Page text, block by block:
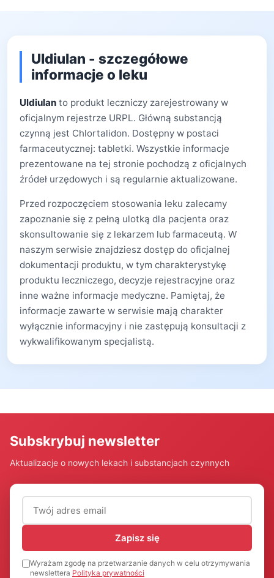
Uldiulan - szczegółowe
informacje o leku
Uldiulan to produkt leczniczy zarejestrowany w
oficjalnym rejestrze URPL. Główną substancją
czynną jest Chlortalidon. Dostępny w postaci
farmaceutycznej: tabletki. Wszystkie informacje
prezentowane na tej stronie pochodzą z oficjalnych
źródeł urzędowych i są regularnie aktualizowane.
Przed rozpoczęciem stosowania leku zalecamy
zapoznanie się z pełną ulotką dla pacjenta oraz
skonsultowanie się z lekarzem lub farmaceutą. W
naszym serwisie znajdziesz dostęp do oficjalnej
dokumentacji produktu, w tym charakterystykę
produktu leczniczego, decyzje rejestracyjne oraz
inne ważne informacje medyczne. Pamiętaj, że
informacje zawarte w serwisie mają charakter
wyłącznie informacyjny i nie zastępują konsultacji z
wykwalifikowanym specjalistą.
Subskrybuj newsletter
Aktualizacje o nowych lekach i substancjach czynnych
Adres email (wymagany)
Zapisz się
Wyrażam zgodę na przetwarzanie danych w celu otrzymywania
newslettera Polityka prywatności